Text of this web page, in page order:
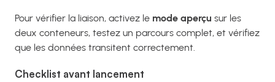
Pour vérifier la liaison, activez le mode aperçu sur les
deux conteneurs, testez un parcours complet, et vérifiez
que les données transitent correctement.
Checklist avant lancement